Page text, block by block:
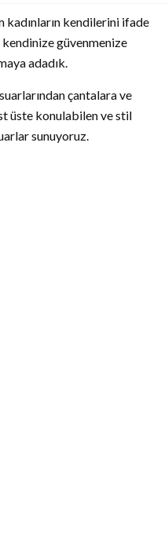
kadınların kendilerini ifade
güvenmenize
adadık.
çantalara ve
üste konulabilen ve stil
sunuyoruz.